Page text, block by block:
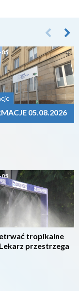
05
05.08.2026
05
tropikalne
przestrzega